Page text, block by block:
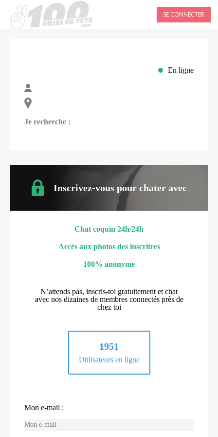
SE CONNECTER
En ligne
Je recherche :
Inscrivez-vous pour chater avec
Chat coquin 24h/24h
Accès aux photos des inscritres
100% anonyme
N’attends pas, inscris-toi gratuitement et chat
avec nos dizaines de membres connectés près de
chez toi
1951
Utilisateurs en ligne
Mon e-mail :